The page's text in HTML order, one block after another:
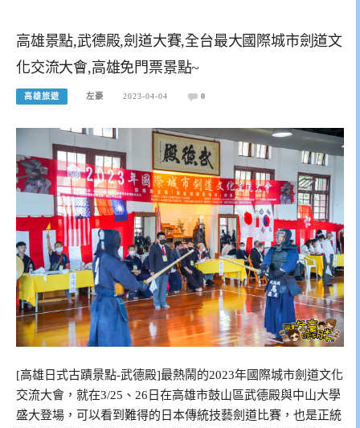
高雄景點,武德殿,劍道大賽,全台最大國際城市劍道文
化交流大會,高雄免門票景點~
高雄旅遊 左豪 2023-04-04 0
[高雄日式古蹟景點-武德殿]最熱鬧的2023年國際城市劍道文化
交流大會，就在3/25、26日在高雄市鼓山區武德殿與中山大學
盛大登場，可以看到難得的日本傳統技藝劍道比賽，也是正統